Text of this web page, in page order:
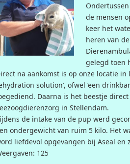
de mensen
keer het
heren van
gelegd toen
na aankomst is op onze locatie in
solution’, ofwel ‘een
Daarna is het beestje
in Stellendam.
de intake van de pup werd
ondergewicht van ruim 5 kilo. Het
liefdevol opgevangen bij Aseal
125